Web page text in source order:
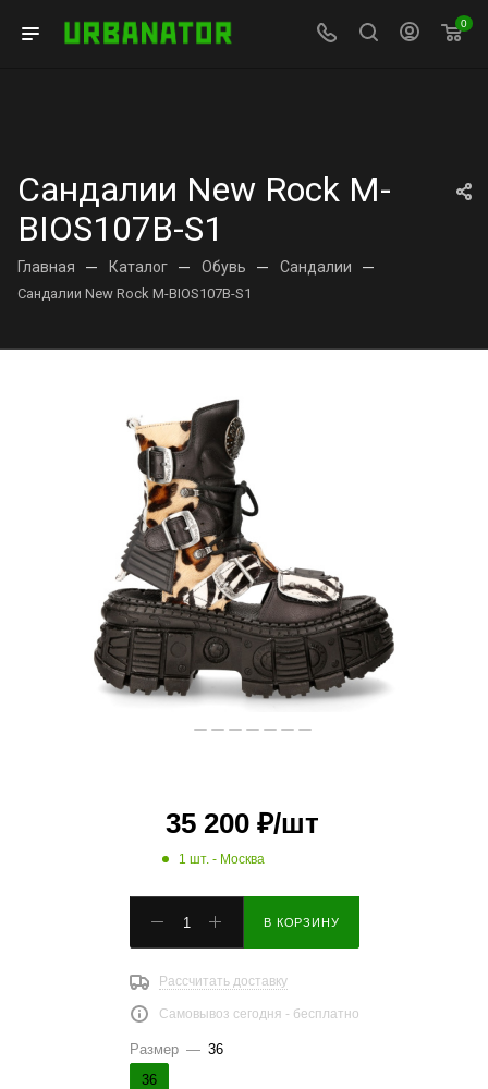
0
Сандалии New Rock M-
BIOS107B-S1
Главная — Каталог — Обувь — Сандалии —
Сандалии New Rock M-BIOS107B-S1
35 200₽/шт
1 шт. - Москва
В КОРЗИНУ
Рассчитать доставку
Самовывоз сегодня - бесплатно
Размер — 36
36